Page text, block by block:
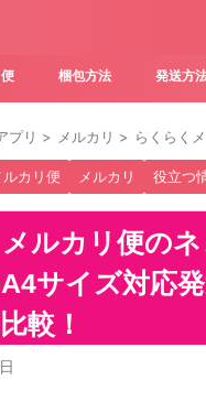
梱包方法 発送方
プリ > メルカリ > らくらく
カリ便 メルカリ 役立つ
ルカリ便の
サイズ対応
較！